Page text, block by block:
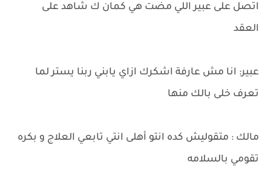
اتصل على عبير اللي مضت هي كمان ك شاهد على
العقد
عبير: انا مش عارفة اشكرك ازاي يابني ربنا يستر لما
تعرف خلى بالك منها
مالك : متقوليش كده انتو أهلى انتي تابعي العلاج و بكره
تقومي بالسلامه